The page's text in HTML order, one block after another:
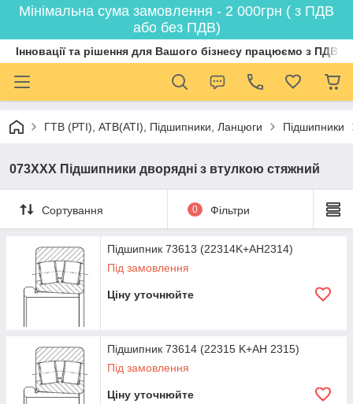
Мінімальна сума замовлення - 2 000грн ( з ПДВ
або без ПДВ)
Інновації та рішення для Вашого бізнесу працюємо з ПДВ
ГТВ (РТI), АТВ(АТI), Пiдшипники, Ланцюги Підшипники
073ХХХ Підшипники дворядні з втулкою стяжний
Сортування 0 Фільтри
Підшипник 73613 (22314K+AH2314)
Під замовлення
Ціну уточнюйте
Підшипник 73614 (22315 K+AH 2315)
Під замовлення
Ціну уточнюйте